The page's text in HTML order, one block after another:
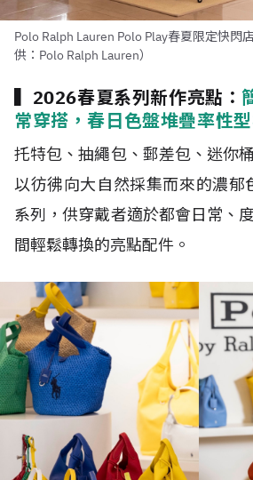
Polo Ralph Lauren Polo Play春夏限定快閃
供：Polo Ralph Lauren）
▍2026春夏系列新作亮點：
常穿搭，春日色盤堆疊率性
托特包、抽繩包、郵差包、迷你
以彷彿向大自然採集而來的濃郁
系列，供穿戴者適於都會日常、
間輕鬆轉換的亮點配件。